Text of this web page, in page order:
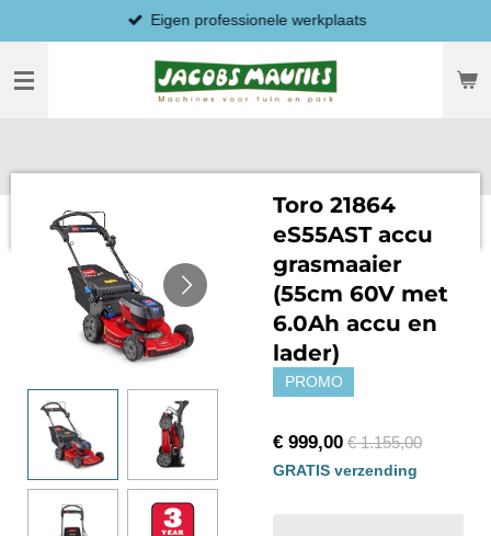
direct
naar
hoofdinhoud
Eigen professionele werkplaats
Toro 21864
eS55AST accu
grasmaaier
(55cm 60V met
6.0Ah accu en
lader)
PROMO
€ 999,00 € 1.155,00
GRATIS verzending